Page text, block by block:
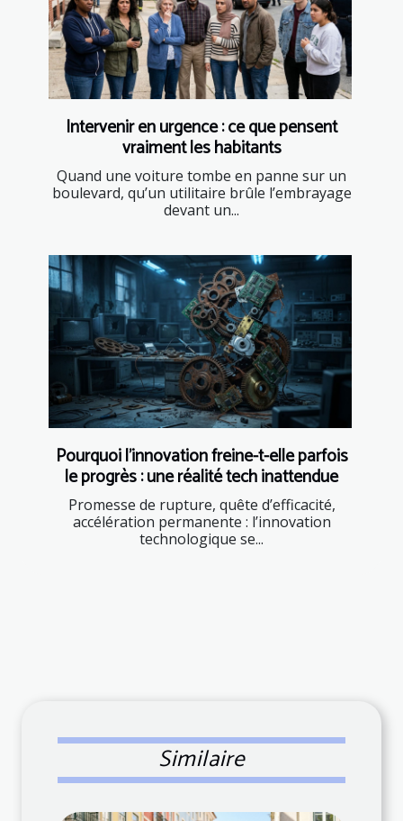
Intervenir en urgence : ce que pensent
vraiment les habitants
Quand une voiture tombe en panne sur un
boulevard, qu’un utilitaire brûle l’embrayage
devant un...
Pourquoi l’innovation freine-t-elle parfois
le progrès : une réalité tech inattendue
Promesse de rupture, quête d’efficacité,
accélération permanente : l’innovation
technologique se...
Similaire